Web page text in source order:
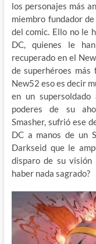
los personajes más
miembro fundador
del comic. Ello no le
DC, quienes le
recuperado en el
de superhéroes más
New52 eso es decir
en un
poderes de su
Smasher, sufrió ese
DC a manos de un
Darkseid que le
disparo de su visión
haber nada sagrado?